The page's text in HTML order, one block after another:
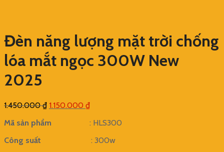
Đèn năng lượng mặt trời chống
lóa mắt ngọc 300W New
2025
1.450.000₫ Giá
là:
1.150.000 ₫Giá
tại
1.150.000 ₫.
Mã sản phẩm : HLS300
Công suất
: 300w